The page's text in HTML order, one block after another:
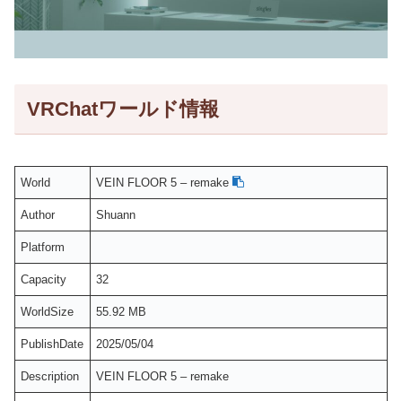
VRChatワールド情報
World VEIN FLOOR 5 – remake
Author Shuann
Platform
Capacity 32
WorldSize 55.92 MB
PublishDate 2025/05/04
Description VEIN FLOOR 5 – remake